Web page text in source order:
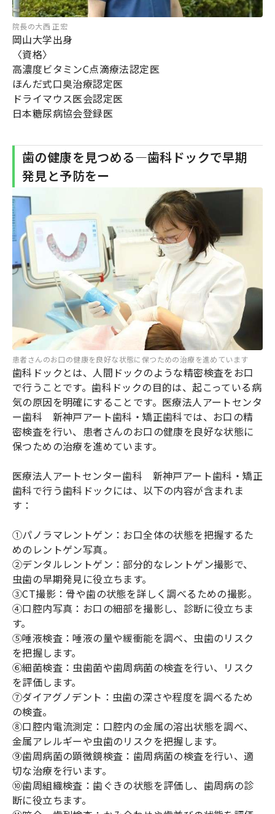
院長の大西 正宏
岡山大学出身
〈資格〉
高濃度ビタミンC点滴療法認定医
ほんだ式口臭治療認定医
ドライマウス医会認定医
日本糖尿病協会登録医
歯の健康を見つめる―歯科ドックで早期
発見と予防をー
患者さんのお口の健康を良好な状態に保つための治療を進めています
歯科ドックとは、人間ドックのような精密検査をお口
で行うことです。歯科ドックの目的は、起こっている病
気の原因を明確にすることです。医療法人アートセンタ
ー歯科 新神戸アート歯科・矯正歯科では、お口の精
密検査を行い、患者さんのお口の健康を良好な状態に
保つための治療を進めています。
医療法人アートセンター歯科 新神戸アート歯科・矯正
歯科で行う歯科ドックには、以下の内容が含まれま
す：
①パノラマレントゲン：お口全体の状態を把握するた
めのレントゲン写真。
②デンタルレントゲン：部分的なレントゲン撮影で、
虫歯の早期発見に役立ちます。
③CT撮影：骨や歯の状態を詳しく調べるための撮影。
④口腔内写真：お口の細部を撮影し、診断に役立ちま
す。
⑤唾液検査：唾液の量や緩衝能を調べ、虫歯のリスク
を把握します。
⑥細菌検査：虫歯菌や歯周病菌の検査を行い、リスク
を評価します。
⑦ダイアグノデント：虫歯の深さや程度を調べるため
の検査。
⑧口腔内電流測定：口腔内の金属の溶出状態を調べ、
金属アレルギーや虫歯のリスクを把握します。
⑨歯周病菌の顕微鏡検査：歯周病菌の検査を行い、適
切な治療を行います。
⑩歯周組織検査：歯ぐきの状態を評価し、歯周病の診
断に役立ちます。